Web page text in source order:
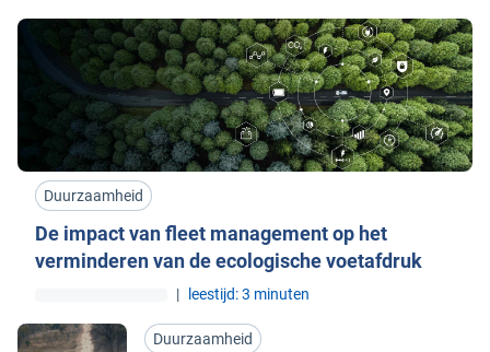
Duurzaamheid
De impact van fleet management op het
verminderen van de ecologische voetafdruk
| leestijd: 3 minuten
Duurzaamheid